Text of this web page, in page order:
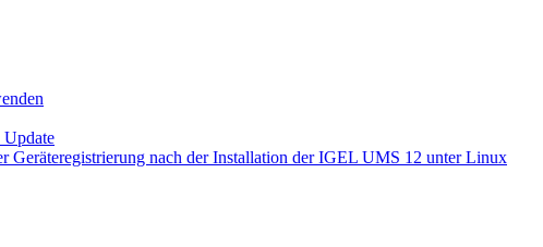
Update
Geräteregistrierung nach der Installation der IGEL UMS 12 unter Linux